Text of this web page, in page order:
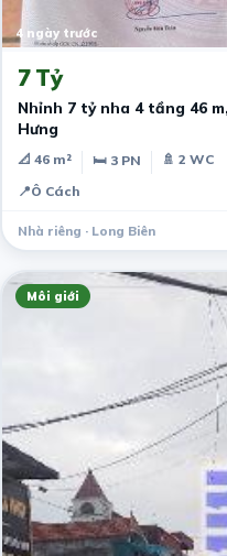
4 ngày trước
7 Tỷ
Nhỉnh 7 tỷ nha 4 tầng 46 m,
Hưng
📐 46 m² 🛏 3 PN
🚿 2 WC
📍Ô Cách
Nhà riêng · Long Biên
Môi giới